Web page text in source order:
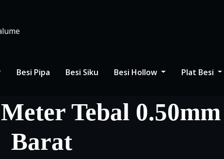
Besi Pipa Besi Siku Besi Hollow Plat Besi
Tebal
Barat